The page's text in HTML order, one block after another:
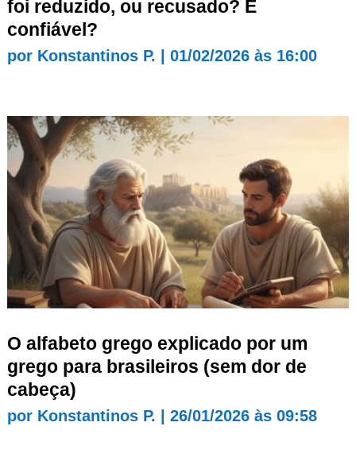
foi reduzido, ou recusado? É
confiável?
por Konstantinos P. 01/02/2026 às 16:00
O alfabeto grego explicado por um
grego para brasileiros (sem dor de
cabeça)
por Konstantinos P. 26/01/2026 às 09:58